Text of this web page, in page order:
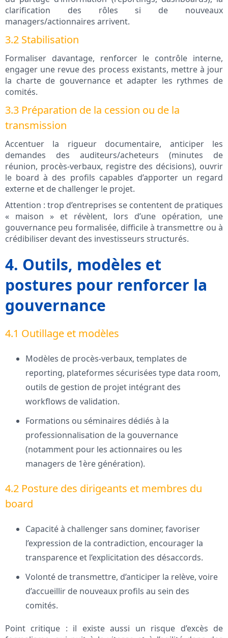
clarification des rôles si de nouveaux
managers/actionnaires arrivent.
3.2 Stabilisation
Formaliser davantage, renforcer le contrôle interne,
engager une revue des process existants, mettre à jour
la charte de gouvernance et adapter les rythmes de
comités.
3.3 Préparation de la cession ou de la
transmission
Accentuer la rigueur documentaire, anticiper les
demandes des auditeurs/acheteurs (minutes de
réunion, procès-verbaux, registre des décisions), ouvrir
le board à des profils capables d’apporter un regard
externe et de challenger le projet.
Attention : trop d’entreprises se contentent de pratiques
« maison » et révèlent, lors d’une opération, une
gouvernance peu formalisée, difficile à transmettre ou à
crédibiliser devant des investisseurs structurés.
4. Outils, modèles et
postures pour renforcer la
gouvernance
4.1 Outillage et modèles
Modèles de procès-verbaux, templates de
reporting, plateformes sécurisées type data room,
outils de gestion de projet intégrant des
workflows de validation.
Formations ou séminaires dédiés à la
professionnalisation de la gouvernance
(notamment pour les actionnaires ou les
managers de 1ère génération).
4.2 Posture des dirigeants et membres du
board
Capacité à challenger sans dominer, favoriser
l’expression de la contradiction, encourager la
transparence et l’explicitation des désaccords.
Volonté de transmettre, d’anticiper la relève, voire
d’accueillir de nouveaux profils au sein des
comités.
Point critique : il existe aussi un risque d’excès de